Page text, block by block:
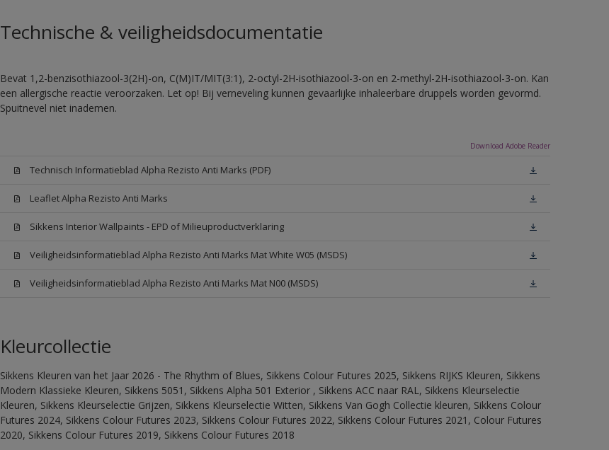
Technische & veiligheidsdocumentatie
Bevat 1,2-benzisothiazool-3(2H)-on, C(M)IT/MIT(3:1), 2-octyl-2H-isothiazool-3-on en 2-methyl-2H-isothiazool-3-on. Kan
een allergische reactie veroorzaken. Let op! Bij verneveling kunnen gevaarlijke inhaleerbare druppels worden gevormd.
Spuitnevel niet inademen.
Download Adobe Reader
Technisch Informatieblad Alpha Rezisto Anti Marks (PDF)
Leaflet Alpha Rezisto Anti Marks
Sikkens Interior Wallpaints - EPD of Milieuproductverklaring
Veiligheidsinformatieblad Alpha Rezisto Anti Marks Mat White W05 (MSDS)
Veiligheidsinformatieblad Alpha Rezisto Anti Marks Mat N00 (MSDS)
Kleurcollectie
Sikkens Kleuren van het Jaar 2026 - The Rhythm of Blues, Sikkens Colour Futures 2025, Sikkens RIJKS Kleuren, Sikkens
Modern Klassieke Kleuren, Sikkens 5051, Sikkens Alpha 501 Exterior , Sikkens ACC naar RAL, Sikkens Kleurselectie
Kleuren, Sikkens Kleurselectie Grijzen, Sikkens Kleurselectie Witten, Sikkens Van Gogh Collectie kleuren, Sikkens Colour
Futures 2024, Sikkens Colour Futures 2023, Sikkens Colour Futures 2022, Sikkens Colour Futures 2021, Colour Futures
2020, Sikkens Colour Futures 2019, Sikkens Colour Futures 2018